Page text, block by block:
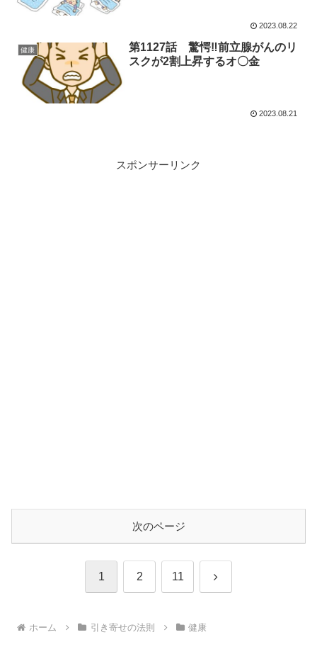
2023.08.22
健康
第1127話 驚愕‼前立腺がんのリ
スクが2割上昇するオ〇金
2023.08.21
スポンサーリンク
次のページ
1 2 11 次
ホーム 引き寄せの法則 健康